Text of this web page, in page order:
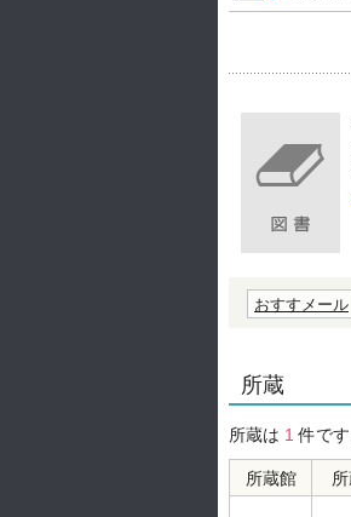
おすすメール
所蔵
所蔵は 1 件で
所蔵館